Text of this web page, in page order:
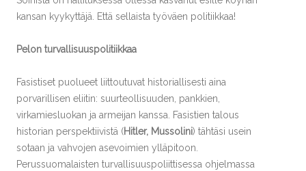
kansan kyykyttäjä. Että sellaista työväen politiikkaa!
Pelon turvallisuuspolitiikkaa
Fasistiset puolueet liittoutuvat historiallisesti aina
porvarillisen eliitin: suurteollisuuden, pankkien,
virkamiesluokan ja armeijan kanssa. Fasistien talous
historian perspektiivistä (Hitler, Mussolini) tähtäsi usein
sotaan ja vahvojen asevoimien ylläpitoon.
Perussuomalaisten turvallisuuspoliittisessa ohjelmassa